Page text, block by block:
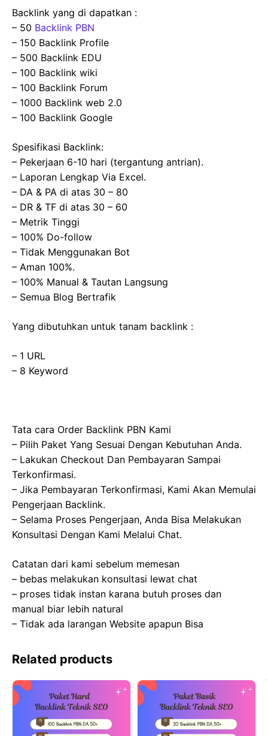
Backlink yang di dapatkan :
– 50 Backlink PBN
– 150 Backlink Profile
– 500 Backlink EDU
– 100 Backlink wiki
– 100 Backlink Forum
– 1000 Backlink web 2.0
– 100 Backlink Google
Spesifikasi Backlink:
– Pekerjaan 6-10 hari (tergantung antrian).
– Laporan Lengkap Via Excel.
– DA & PA di atas 30 – 80
– DR & TF di atas 30 – 60
– Metrik Tinggi
– 100% Do-follow
– Tidak Menggunakan Bot
– Aman 100%.
– 100% Manual & Tautan Langsung
– Semua Blog Bertrafik
Yang dibutuhkan untuk tanam backlink :
– 1 URL
– 8 Keyword
Tata cara Order Backlink PBN Kami
– Pilih Paket Yang Sesuai Dengan Kebutuhan Anda.
– Lakukan Checkout Dan Pembayaran Sampai
Terkonfirmasi.
– Jika Pembayaran Terkonfirmasi, Kami Akan Memulai
Pengerjaan Backlink.
– Selama Proses Pengerjaan, Anda Bisa Melakukan
Konsultasi Dengan Kami Melalui Chat.
Catatan dari kami sebelum memesan
– bebas melakukan konsultasi lewat chat
– proses tidak instan karana butuh proses dan
manual biar lebih natural
– Tidak ada larangan Website apapun Bisa
Related products